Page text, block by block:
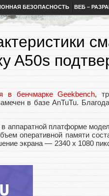
БЕЗОПАСНОСТЬ ВЕБ –
A50s
в бенчмарке Geekbench,
в базе AnTuTu.
аппаратной платформе
оперативной памяти
экрана — 2340 х 1080